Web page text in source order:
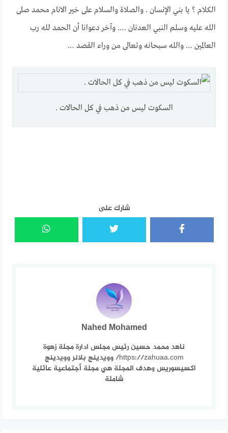
الكلام ؟ يا بني الإنسان . والصلاة والسلام على خير الانام محمد صلى
الله عليه وسلم النبي العدنان …. وآخر دعوانا أن الحمد لله رب
العالمين … والله سبحانه وتعالى من وراء القصد …
السكوت ليس من ذهب في كل الحالات .
شارك على
Nahed Mohamed
ناهد محمد حسين رئيس مجلس ادارة مجلة زهوة
https://zahuaa.com/ وويدينج بلانر وويدينج
اكسيسوريس وهدف المجلة هي مجلة أجتماعية عائلية
شاملة